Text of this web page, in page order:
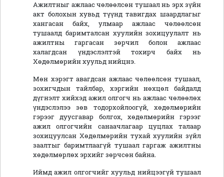
Ажилтныг ажлаас чөлөөлсөн тушаал нь эрх зүйн
акт болохын хувьд түүнд тавигдах шаардлагыг
хангасан байх, улмаар ажлаас чөлөөлсөн
тушаалд баримталсан хуулийн зохицуулалт нь
ажилтны гаргасан зөрчил болон ажлаас
халагдсан үндэслэлтэй тохирч байх нь
Хөдөлмөрийн хуульд нийцнэ.
Мөн хэрэгт авагдсан ажлаас чөлөөлсөн тушаал,
зохигчдын тайлбар, хэргийн нөхцөл байдалд
дүгнэлт хийхэд ажил олгогч нь ажлаас чөлөөлөх
үндэслэлээ зөв тодорхойлоогүй, хөдөлмөрийн
гэрээг дуусгавар болгох, хөдөлмөрийн гэрээг
ажил олгогчийн санаачлагаар цуцлах талаар
зохицуулсан Хөдөлмөрийн тухай хуулийн зүйл
заалтыг баримтлаагүй тушаал гаргаж ажилтны
хөдөлмөрлөх эрхийг зөрчсөн байна.
Иймд ажил олгогчийг хуульд нийцээгүй тушаал